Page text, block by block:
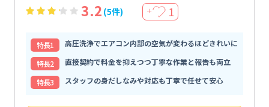
3.2 (5件) ＋ 1
特⻑1
高圧洗浄でエアコン内部の空気が変わるほどきれいに
特⻑2
直接契約で料金を抑えつつ丁寧な作業と報告も両立
特⻑3
スタッフの身だしなみや対応も丁寧で任せて安心